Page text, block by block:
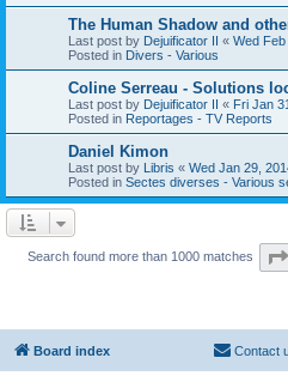
The Human Shadow and
Last post by Dejuificator II « Wed
Posted in Divers - Various
Coline Serreau - Solutions
Last post by Dejuificator II « Fri Jan
Posted in Reportages - TV Reports
Daniel Kimon
Last post by Libris « Wed Jan 29,
Posted in Sectes diverses - Various
Search found more than 1000 matches
Board index Contact